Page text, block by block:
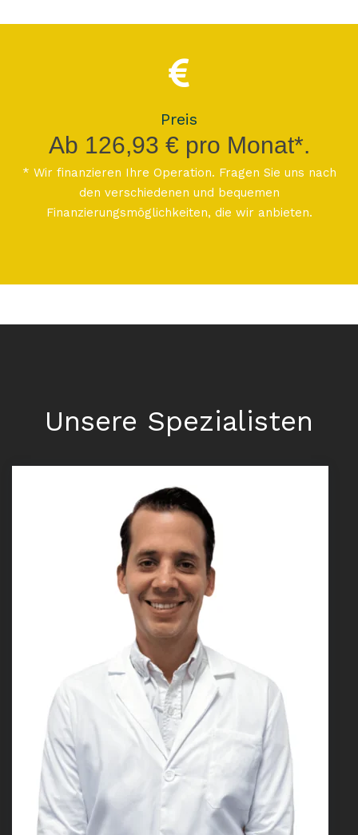
Preis
Ab 126,93 € pro Monat*.
* Wir finanzieren Ihre Operation. Fragen Sie uns nach
den verschiedenen und bequemen
Finanzierungsmöglichkeiten, die wir anbieten.
Unsere Spezialisten